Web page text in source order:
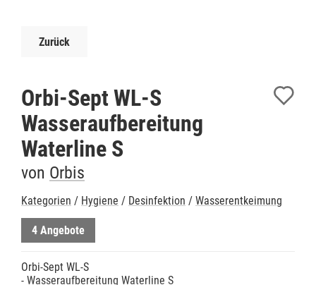
Zurück
Orbi-Sept WL-S
Wasseraufbereitung
Waterline S
von Orbis
Kategorien / Hygiene / Desinfektion / Wasserentkeimung
4 Angebote
Orbi-Sept WL-S
- Wasseraufbereitung Waterline S